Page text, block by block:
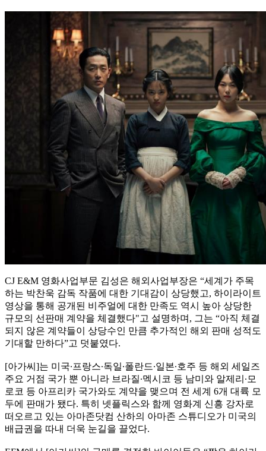
CJ E&M 영화사업부문 김성은 해외사업부장은 “세계가 주목
하는 박찬욱 감독 작품에 대한 기대감이 상당했고, 하이라이트
영상을 통해 공개된 비주얼에 대한 만족도 역시 높아 상당한
규모의 선판매 계약을 체결했다"고 설명하며, 그는 “아직 체결
되지 않은 계약들이 상당수인 만큼 추가적인 해외 판매 성적도
기대할 만하다”고 덧붙였다.
[아가씨]는 미국∙프랑스∙독일∙폴란드∙일본∙호주 등 해외 세일즈
주요 거점 국가 뿐 아니라 브라질∙멕시코 등 남미와 알제리∙모
로코 등 아프리카 국가와도 계약을 맺으며 전 세계 6개 대륙 모
두에 판매가 됐다. 특히 넷플릭스와 함께 영화계 신흥 강자로
떠오르고 있는 아마존닷컴 산하의 아마존 스튜디오가 미국의
배급권을 따내 더욱 눈길을 끌었다.